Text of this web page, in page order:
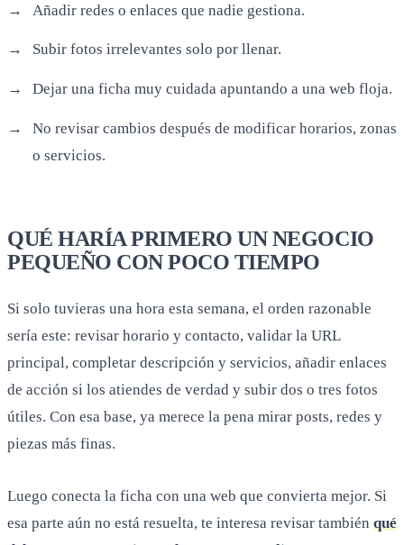
Añadir redes o enlaces que nadie gestiona.
Subir fotos irrelevantes solo por llenar.
Dejar una ficha muy cuidada apuntando a una web floja.
No revisar cambios después de modificar horarios, zonas
o servicios.
QUÉ HARÍA PRIMERO UN NEGOCIO
PEQUEÑO CON POCO TIEMPO
Si solo tuvieras una hora esta semana, el orden razonable
sería este: revisar horario y contacto, validar la URL
principal, completar descripción y servicios, añadir enlaces
de acción si los atiendes de verdad y subir dos o tres fotos
útiles. Con esa base, ya merece la pena mirar posts, redes y
piezas más finas.
Luego conecta la ficha con una web que convierta mejor. Si
esa parte aún no está resuelta, te interesa revisar también qué